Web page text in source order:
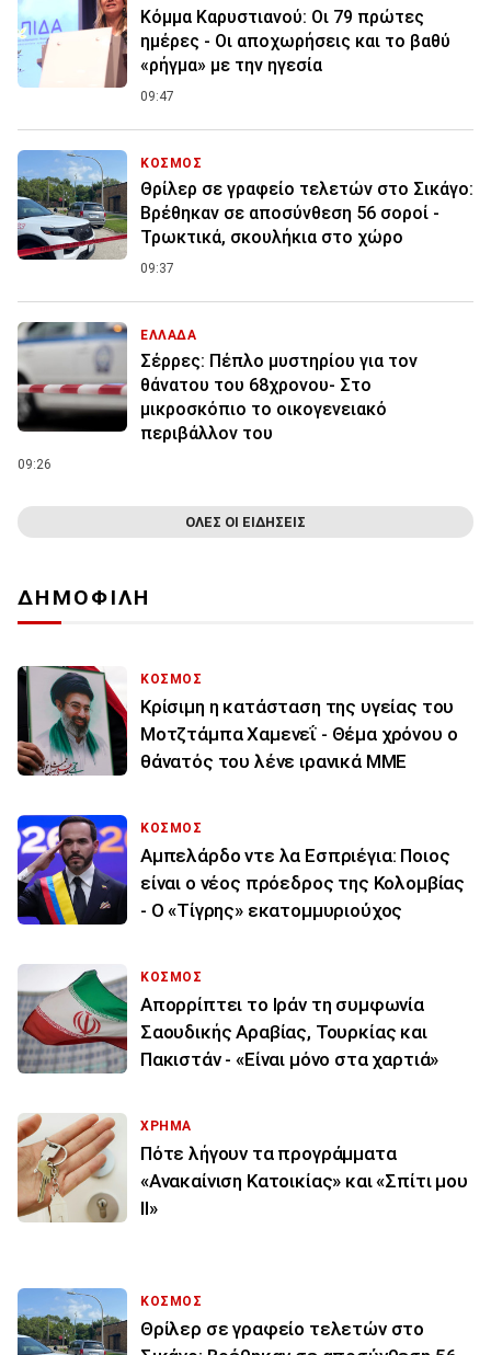
Κόμμα Καρυστιανού: Οι 79 πρώτες
ημέρες - Οι αποχωρήσεις και το βαθύ
«ρήγμα» με την ηγεσία
09:47
ΚΟΣΜΟΣ
Θρίλερ σε γραφείο τελετών στο Σικάγο:
Βρέθηκαν σε αποσύνθεση 56 σοροί -
Τρωκτικά, σκουλήκια στο χώρο
09:37
ΕΛΛΑΔΑ
Σέρρες: Πέπλο μυστηρίου για τον
θάνατου του 68χρονου- Στο
μικροσκόπιο το οικογενειακό
περιβάλλον του
09:26
ΟΛΕΣ ΟΙ ΕΙΔΗΣΕΙΣ
ΔΗΜΟΦΙΛΗ
ΚΟΣΜΟΣ
Κρίσιμη η κατάσταση της υγείας του
Μοτζτάμπα Χαμενεΐ - Θέμα χρόνου ο
θάνατός του λένε ιρανικά ΜΜΕ
ΚΟΣΜΟΣ
Αμπελάρδο ντε λα Εσπριέγια: Ποιος
είναι ο νέος πρόεδρος της Κολομβίας
- Ο «Τίγρης» εκατομμυριούχος
ΚΟΣΜΟΣ
Απορρίπτει το Ιράν τη συμφωνία
Σαουδικής Αραβίας, Τουρκίας και
Πακιστάν - «Είναι μόνο στα χαρτιά»
ΧΡΗΜΑ
Πότε λήγουν τα προγράμματα
«Ανακαίνιση Κατοικίας» και «Σπίτι μου
ΙΙ»
ΚΟΣΜΟΣ
Θρίλερ σε γραφείο τελετών στο